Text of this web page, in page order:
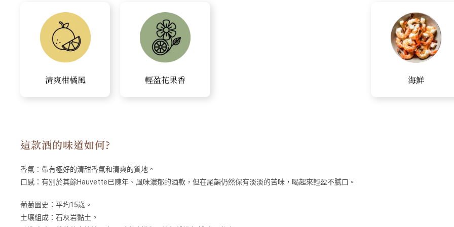
清爽柑橘風 輕盈花果香 海鮮
這款酒的味道如何?
香氣： 帶有極好的清甜香氣和清爽的質地。
口感： 有別於其餘Hauvette已陳年、風味濃郁的酒款，但在尾韻仍然保有淡淡的苦味，喝起來輕盈不膩口。
葡萄園史：平均15歲。
土壤組成：石灰岩黏土。